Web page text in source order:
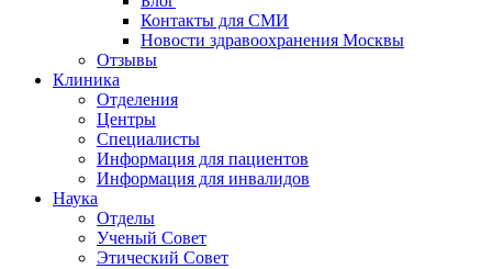
Контакты для СМИ
Новости здравоохранения Москвы
Отзывы
Клиника
Отделения
Центры
Специалисты
Информация для пациентов
Информация для инвалидов
Наука
Отделы
Ученый Совет
Этический Совет